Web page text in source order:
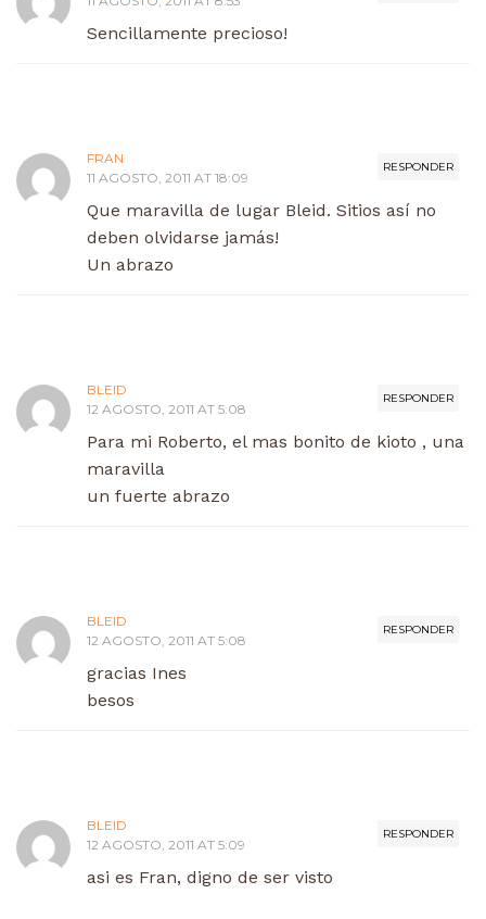
Sencillamente precioso!
RESPONDER
FRAN
11 AGOSTO, 2011 AT 18:09
Que maravilla de lugar Bleid. Sitios así no
deben olvidarse jamás!
Un abrazo
RESPONDER
BLEID
12 AGOSTO, 2011 AT 5:08
Para mi Roberto, el mas bonito de kioto , una
maravilla
un fuerte abrazo
RESPONDER
BLEID
12 AGOSTO, 2011 AT 5:08
gracias Ines
besos
RESPONDER
BLEID
12 AGOSTO, 2011 AT 5:09
asi es Fran, digno de ser visto